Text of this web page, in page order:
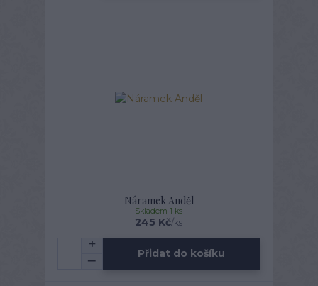
Náramek Anděl
245 Kč/ks
Skladem 1 ks
Přidat do košíku